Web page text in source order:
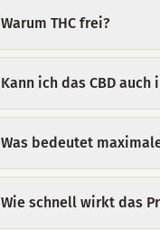
Warum THC frei?
Kann ich das CBD
Was bedeutet
Wie schnell wirkt das